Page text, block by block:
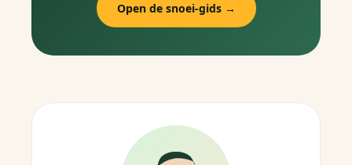
Open de snoei-gids →